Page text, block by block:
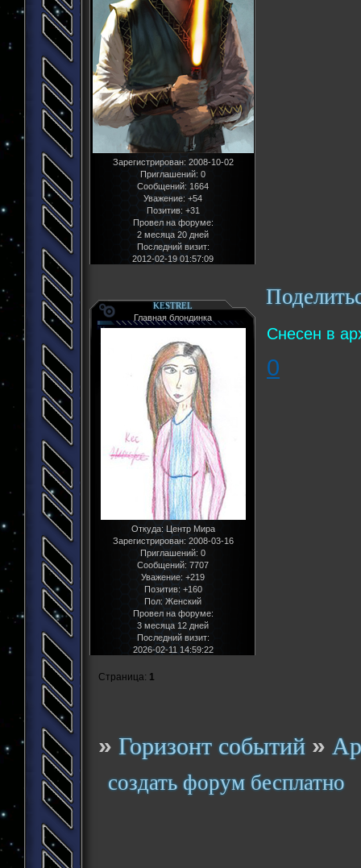
Зарегистрирован: 2008-10-02
Приглашений: 0
Сообщений: 1664
Уважение: +54
Позитив: +31
Провел на форуме:
2 месяца 20 дней
Последний визит:
2012-02-19 01:57:09
KESTREL
Главная блондинка
Откуда: Центр Мира
Зарегистрирован: 2008-03-16
Приглашений: 0
Сообщений: 7707
Уважение: +219
Позитив: +160
Пол:Женский
Провел на форуме:
3 месяца 12 дней
Последний визит:
2026-02-11 14:59:22
Снесен в
0
Страница: 1
»Горизонт событий »
создать форум бесплатно